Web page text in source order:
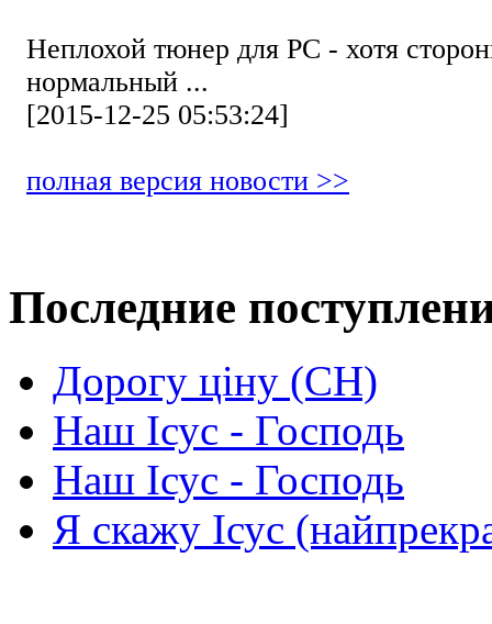
Неплохой тюнер для РС - хотя
нормальный ...
[2015-12-25 05:53:24]
полная версия новости >>
Последние
Дорогу ціну (СН)
Наш Ісус - Господь
Наш Ісус - Господь
Я скажу Ісус